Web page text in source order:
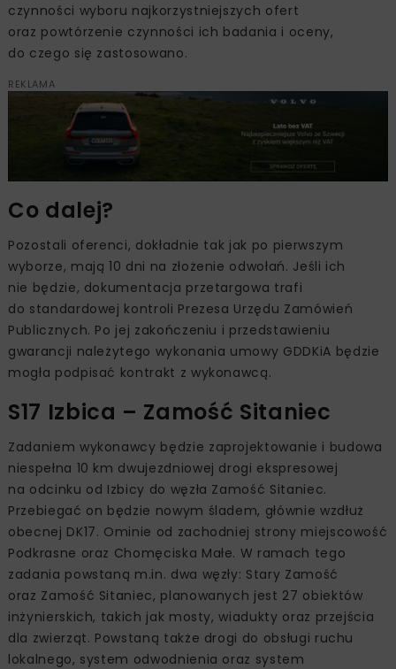
czynności wyboru najkorzystniejszych ofert
oraz powtórzenie czynności ich badania i oceny,
do czego się zastosowano.
REKLAMA
Co dalej?
Pozostali oferenci, dokładnie tak jak po pierwszym
wyborze, mają 10 dni na złożenie odwołań. Jeśli ich
nie będzie, dokumentacja przetargowa trafi
do standardowej kontroli Prezesa Urzędu Zamówień
Publicznych. Po jej zakończeniu i przedstawieniu
gwarancji należytego wykonania umowy GDDKiA będzie
mogła podpisać kontrakt z wykonawcą.
S17 Izbica – Zamość Sitaniec
Zadaniem wykonawcy będzie zaprojektowanie i budowa
niespełna 10 km dwujezdniowej drogi ekspresowej
na odcinku od Izbicy do węzła Zamość Sitaniec.
Przebiegać on będzie nowym śladem, głównie wzdłuż
obecnej DK17. Ominie od zachodniej strony miejscowość
Podkrasne oraz Chomęciska Małe. W ramach tego
zadania powstaną m.in. dwa węzły: Stary Zamość
oraz Zamość Sitaniec, planowanych jest 27 obiektów
inżynierskich, takich jak mosty, wiadukty oraz przejścia
dla zwierząt. Powstaną także drogi do obsługi ruchu
lokalnego, system odwodnienia oraz system